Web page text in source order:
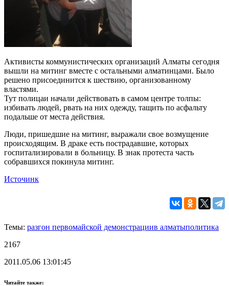
Активисты коммунистических организаций Алматы сегодня
вышли на митинг вместе с остальными алматинцами. Было
решено присоединится к шествию, организованному
властями.
Тут полицаи начали действовать в самом центре толпы:
избивать людей, рвать на них одежду, тащить по асфальту
подальше от места действия.
Люди, пришедшие на митинг, выражали свое возмущение
происходящим. В драке есть пострадавшие, которых
госпитализировали в больницу. В знак протеста часть
собравшихся покинула митинг.
Источинк
Темы: разгон первомайской демонстрациив алматыполитика
2167
2011.05.06 13:01:45
Читайте также: